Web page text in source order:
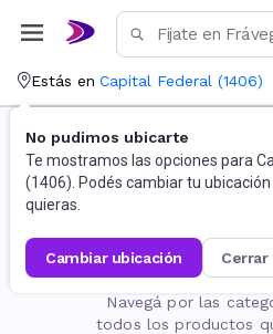
Estás en Capital Federal (1406)
No pudimos ubicarte
Te mostramos las opciones para
(1406). Podés cambiar tu
quieras.
cambiar ubicación cerrar
La página
Navegá por las
todos los productos